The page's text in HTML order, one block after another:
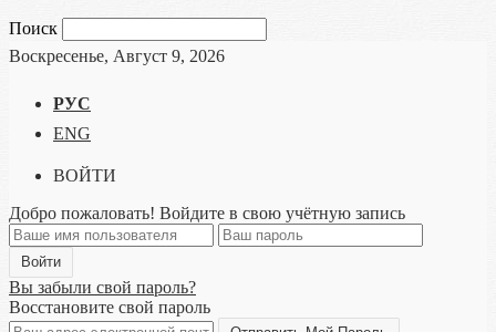
Поиск
Воскресенье, Август 9, 2026
РУС
ENG
ВОЙТИ
Добро пожаловать! Войдите в свою учётную запись
Вы забыли свой пароль?
Восстановите свой пароль